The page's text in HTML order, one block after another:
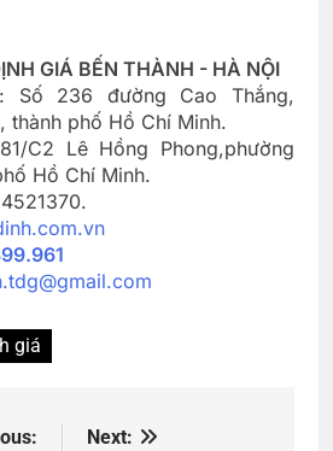
GIÁ BẾN THÀNH - HÀ NỘI
Số 236 đường Cao Thắng,
thành phố Hồ Chí Minh.
C2 Lê Hồng Phong,phường
Hồ Chí Minh.
giá
Next: